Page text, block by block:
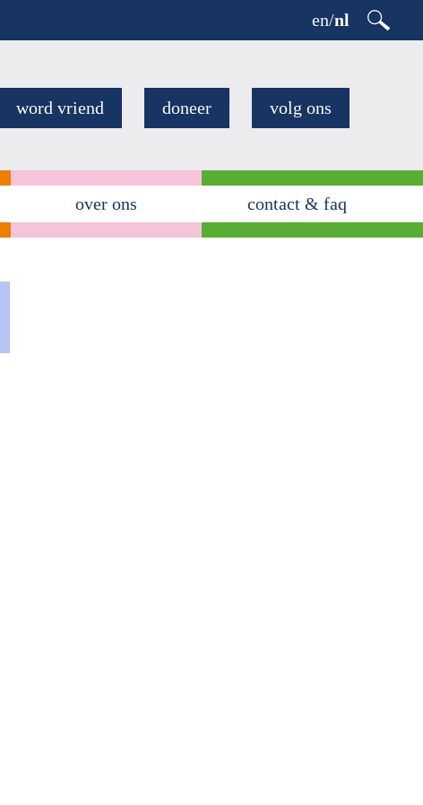
en/nl
word vriend doneer volg ons
over ons contact & faq